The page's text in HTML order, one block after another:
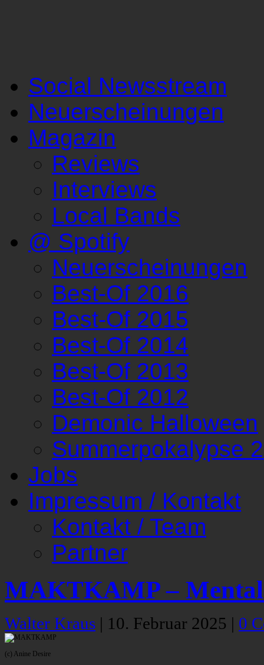
Social Newsstream
Neuerscheinungen
Magazin
Reviews
Interviews
Local Bands
@ Spotify
Neuerscheinungen
Best-Of 2016
Best-Of 2015
Best-Of 2014
Best-Of 2013
Best-Of 2012
Demonic Halloween
Summerpokalypse
Jobs
Impressum / Kontakt
Kontakt / Team
Partner
MAKTKAMP –
Walter Kraus | 10. Februar 2025 | 0
(c) Anine Desire